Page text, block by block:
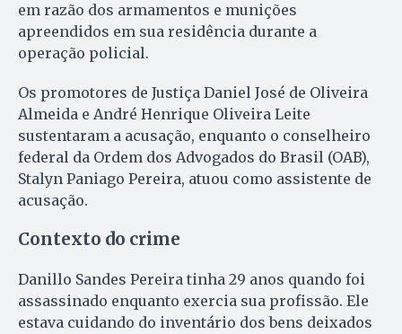
em razão dos armamentos e munições
apreendidos em sua residência durante a
operação policial.
Os promotores de Justiça Daniel José de Oliveira
Almeida e André Henrique Oliveira Leite
sustentaram a acusação, enquanto o conselheiro
federal da Ordem dos Advogados do Brasil (OAB),
Stalyn Paniago Pereira, atuou como assistente de
acusação.
Contexto do crime
Danillo Sandes Pereira tinha 29 anos quando foi
assassinado enquanto exercia sua profissão. Ele
estava cuidando do inventário dos bens deixados